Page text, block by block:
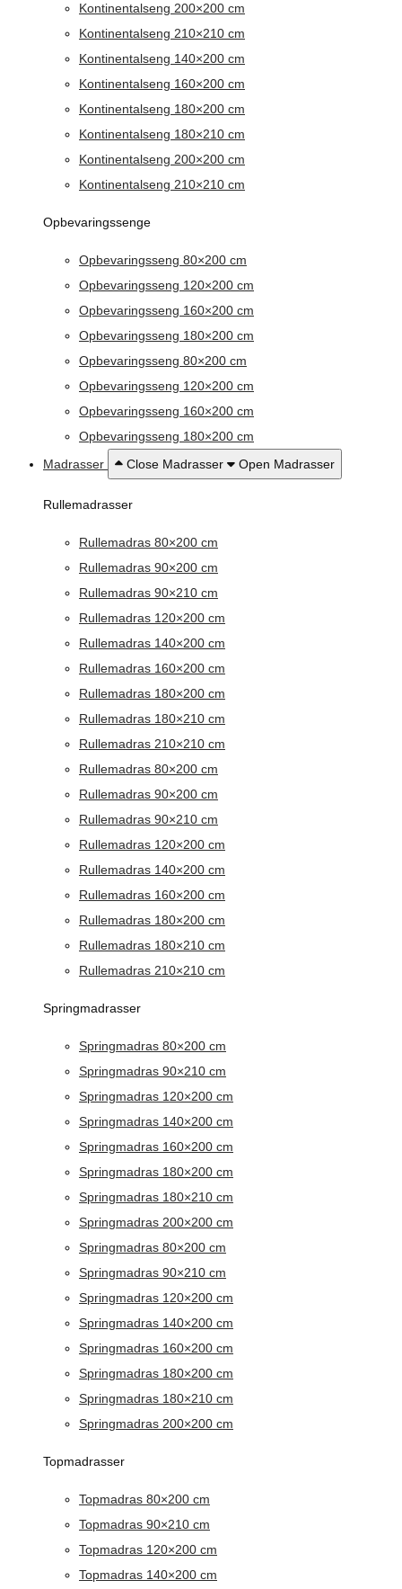
Kontinentalseng 200×200 cm
Kontinentalseng 210×210 cm
Kontinentalseng 140×200 cm
Kontinentalseng 160×200 cm
Kontinentalseng 180×200 cm
Kontinentalseng 180×210 cm
Kontinentalseng 200×200 cm
Kontinentalseng 210×210 cm
Opbevaringssenge
Opbevaringsseng 80×200 cm
Opbevaringsseng 120×200 cm
Opbevaringsseng 160×200 cm
Opbevaringsseng 180×200 cm
Opbevaringsseng 80×200 cm
Opbevaringsseng 120×200 cm
Opbevaringsseng 160×200 cm
Opbevaringsseng 180×200 cm
Madrasser
Close Madrasser Open Madrasser
Rullemadrasser
Rullemadras 80×200 cm
Rullemadras 90×200 cm
Rullemadras 90×210 cm
Rullemadras 120×200 cm
Rullemadras 140×200 cm
Rullemadras 160×200 cm
Rullemadras 180×200 cm
Rullemadras 180×210 cm
Rullemadras 210×210 cm
Rullemadras 80×200 cm
Rullemadras 90×200 cm
Rullemadras 90×210 cm
Rullemadras 120×200 cm
Rullemadras 140×200 cm
Rullemadras 160×200 cm
Rullemadras 180×200 cm
Rullemadras 180×210 cm
Rullemadras 210×210 cm
Springmadrasser
Springmadras 80×200 cm
Springmadras 90×210 cm
Springmadras 120×200 cm
Springmadras 140×200 cm
Springmadras 160×200 cm
Springmadras 180×200 cm
Springmadras 180×210 cm
Springmadras 200×200 cm
Springmadras 80×200 cm
Springmadras 90×210 cm
Springmadras 120×200 cm
Springmadras 140×200 cm
Springmadras 160×200 cm
Springmadras 180×200 cm
Springmadras 180×210 cm
Springmadras 200×200 cm
Topmadrasser
Topmadras 80×200 cm
Topmadras 90×210 cm
Topmadras 120×200 cm
Topmadras 140×200 cm